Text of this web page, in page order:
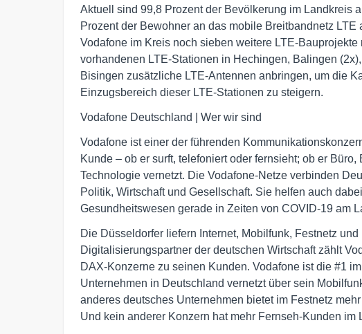
Aktuell sind 99,8 Prozent der Bevölkerung im Landkreis
Prozent der Bewohner an das mobile Breitbandnetz
Vodafone im Kreis noch sieben weitere LTE-
vorhandenen LTE-Stationen in Hechingen, Balingen
Bisingen zusätzliche LTE-Antennen anbringen, um die
Einzugsbereich dieser LTE-Stationen zu steigern.
Vodafone Deutschland | Wer wir sind
Vodafone ist einer der führenden
Kunde – ob er surft, telefoniert oder fernsieht; ob er
Technologie vernetzt. Die Vodafone-Netze verbinden
Politik, Wirtschaft und Gesellschaft. Sie helfen auch
Gesundheitswesen gerade in Zeiten von COVID-19 am
Die Düsseldorfer liefern Internet, Mobilfunk, Festnetz
Digitalisierungspartner der deutschen Wirtschaft zählt
DAX-Konzerne zu seinen Kunden. Vodafone ist die #1
Unternehmen in Deutschland vernetzt über sein
anderes deutsches Unternehmen bietet im Festnetz
Und kein anderer Konzern hat mehr Fernseh-Kunden im